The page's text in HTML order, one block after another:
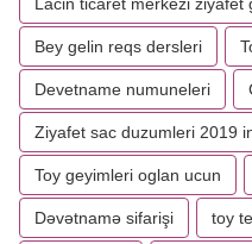
Bey gelin reqs dersleri
Devetname numuneleri
Ziyafet sac duzumleri 2019
Toy geyimleri oglan ucun
Dəvətnamə sifarişi toy